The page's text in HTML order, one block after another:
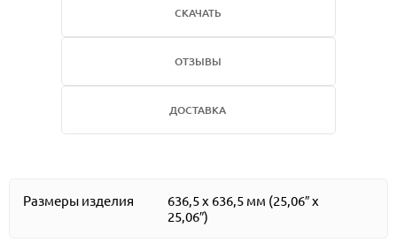
СКАЧАТЬ
ОТЗЫВЫ
ДОСТАВКА
Размеры изделия
636,5 x 636,5 мм (25,06″ x
25,06″)